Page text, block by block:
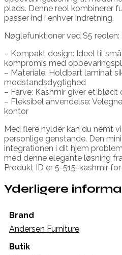
plads. Denne reol kombinerer
passer ind i enhver indretning.
Nøglefunktioner ved S5 reolen:
– Kompakt design: Ideel til
kompromis med
– Materiale: Holdbart laminat
modstandsdygtighed
– Farve: Kashmir giver et
– Fleksibel anvendelse:
kontor
Med flere hylder kan du nemt
personlige genstande. Den
integrationen i dit hjem
med denne elegante løsning
Produkt ID er 5-515-kashmir
Yderligere
Brand
Andersen Furniture
Butik